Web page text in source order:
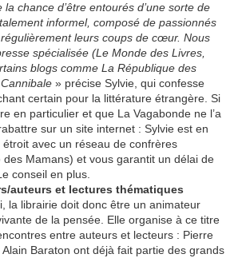
chance d’être entourés d’une sorte de
informel, composé de passionnés
leurs coups de cœur. Nous
spécialisée (Le Monde des Livres,
blogs comme La République des
» précise Sylvie, qui confesse
certain pour la littérature étrangère. Si
en particulier et que La Vagabonde ne l’a
sur un site internet : Sylvie est en
avec un réseau de confrères
des Mamans) et vous garantit un délai de
conseil en plus.
auteurs et lectures thématiques
la librairie doit donc être un animateur
de la pensée. Elle organise à ce titre
entre auteurs et lecteurs : Pierre
Baraton ont déjà fait partie des grands